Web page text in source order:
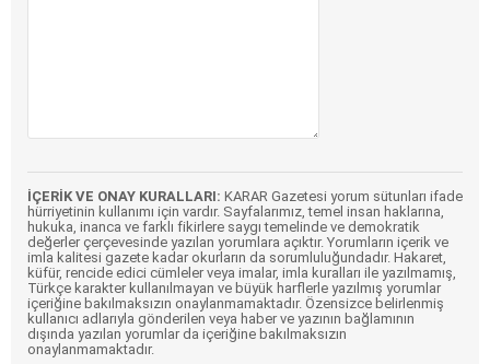
İÇERİK VE ONAY KURALLARI: KARAR Gazetesi yorum sütunları ifade
hürriyetinin kullanımı için vardır. Sayfalarımız, temel insan haklarına,
hukuka, inanca ve farklı fikirlere saygı temelinde ve demokratik
değerler çerçevesinde yazılan yorumlara açıktır. Yorumların içerik ve
imla kalitesi gazete kadar okurların da sorumluluğundadır. Hakaret,
küfür, rencide edici cümleler veya imalar, imla kuralları ile yazılmamış,
Türkçe karakter kullanılmayan ve büyük harflerle yazılmış yorumlar
içeriğine bakılmaksızın onaylanmamaktadır. Özensizce belirlenmiş
kullanıcı adlarıyla gönderilen veya haber ve yazının bağlamının
dışında yazılan yorumlar da içeriğine bakılmaksızın
onaylanmamaktadır.